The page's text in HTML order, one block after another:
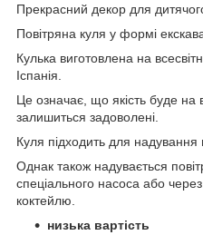
Прекрасний декор для
Повітряна куля у формі
Кулька виготовлена на
Іспанія.
Це означає, що якість буде на
залишиться задоволені.
Куля підходить для надування
Однак також надувається
спеціального насоса або
коктейлю.
низька вартість